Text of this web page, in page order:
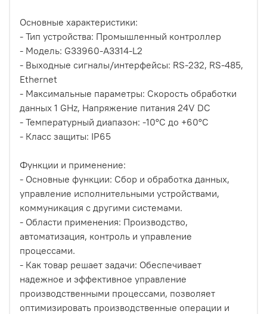
Основные характеристики:
- Тип устройства: Промышленный контроллер
- Модель: G33960-A3314-L2
- Выходные сигналы/интерфейсы: RS-232, RS-485,
Ethernet
- Максимальные параметры: Скорость обработки
данных 1 GHz, Напряжение питания 24V DC
- Температурный диапазон: -10°C до +60°C
- Класс защиты: IP65
Функции и применение:
- Основные функции: Сбор и обработка данных,
управление исполнительными устройствами,
коммуникация с другими системами.
- Области применения: Производство,
автоматизация, контроль и управление
процессами.
- Как товар решает задачи: Обеспечивает
надежное и эффективное управление
производственными процессами, позволяет
оптимизировать производственные операции и